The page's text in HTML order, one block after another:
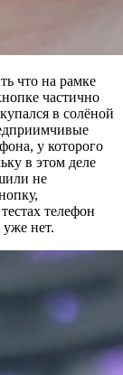
что на рамке
частично
в солёной
у которого
в этом деле
не
телефон
нет.